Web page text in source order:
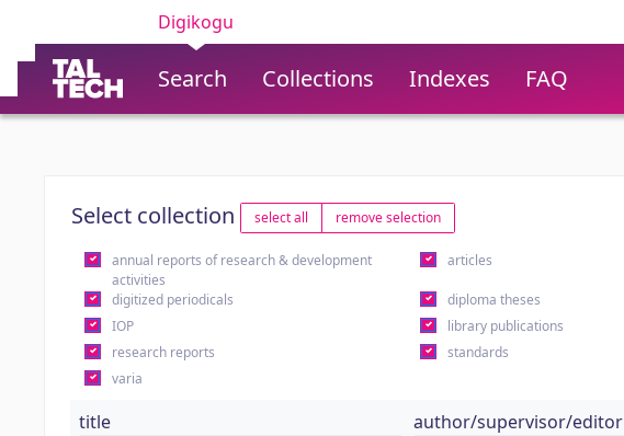
Digikogu
Search Collections Indexes FAQ
Select collection select all remove selection
annual reports of research & development
activities
articles
digitized periodicals diploma theses
IOP
library publications
research reports
standards
varia
title author/supervisor/editor